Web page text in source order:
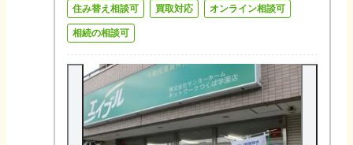
住み替え相談可 買取対応 オンライン相談可
相続の相談可